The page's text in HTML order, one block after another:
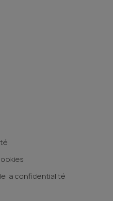
la confidentialité